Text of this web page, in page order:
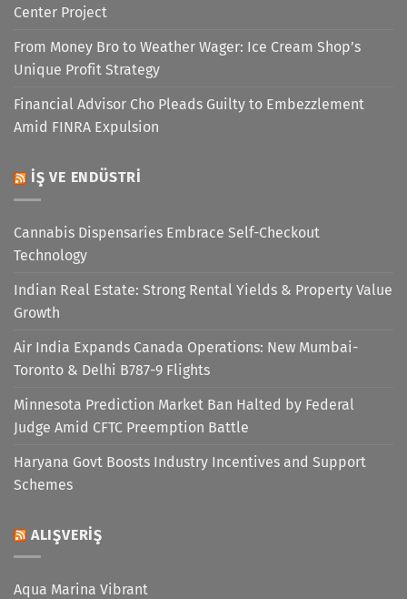
Center Project
From Money Bro to Weather Wager: Ice Cream Shop’s
Unique Profit Strategy
Financial Advisor Cho Pleads Guilty to Embezzlement
Amid FINRA Expulsion
İŞ VE ENDÜSTRI
Cannabis Dispensaries Embrace Self-Checkout
Technology
Indian Real Estate: Strong Rental Yields & Property Value
Growth
Air India Expands Canada Operations: New Mumbai-
Toronto & Delhi B787-9 Flights
Minnesota Prediction Market Ban Halted by Federal
Judge Amid CFTC Preemption Battle
Haryana Govt Boosts Industry Incentives and Support
Schemes
ALIŞVERIŞ
Aqua Marina Vibrant